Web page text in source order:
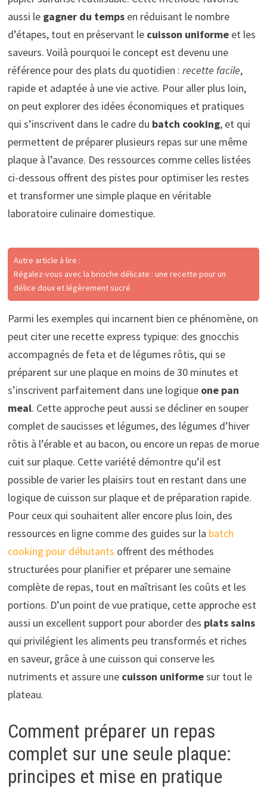
aussi le gagner du tempsen réduisant le nombre
d’étapes, tout en préservant le cuisson uniformeet les
saveurs. Voilà pourquoi le concept est devenu une
référence pour des plats du quotidien : recette facile,
rapide et adaptée à une vie active. Pour aller plus loin,
on peut explorer des idées économiques et pratiques
qui s’inscrivent dans le cadre du batch cooking, et qui
permettent de préparer plusieurs repas sur une même
plaque à l’avance. Des ressources comme celles listées
ci-dessous offrent des pistes pour optimiser les restes
et transformer une simple plaque en véritable
laboratoire culinaire domestique.
Autre article à lire :
Régalez-vous avec la brioche délicate : une recette pour un
délice doux et légèrement sucré
Parmi les exemples qui incarnent bien ce phénomène, on
peut citer une recette express typique: des gnocchis
accompagnés de feta et de légumes rôtis, qui se
préparent sur une plaque en moins de 30 minutes et
s’inscrivent parfaitement dans une logique one pan
meal. Cette approche peut aussi se décliner en souper
complet de saucisses et légumes, des légumes d’hiver
rôtis à l’érable et au bacon, ou encore un repas de morue
cuit sur plaque. Cette variété démontre qu’il est
possible de varier les plaisirs tout en restant dans une
logique de cuisson sur plaque et de préparation rapide.
Pour ceux qui souhaitent aller encore plus loin, des
ressources en ligne comme des guides sur la batch
cooking pour débutants offrent des méthodes
structurées pour planifier et préparer une semaine
complète de repas, tout en maîtrisant les coûts et les
portions. D’un point de vue pratique, cette approche est
aussi un excellent support pour aborder des plats sains
qui privilégient les aliments peu transformés et riches
en saveur, grâce à une cuisson qui conserve les
nutriments et assure une cuisson uniformesur tout le
plateau.
Comment préparer un repas
complet sur une seule plaque:
principes et mise en pratique